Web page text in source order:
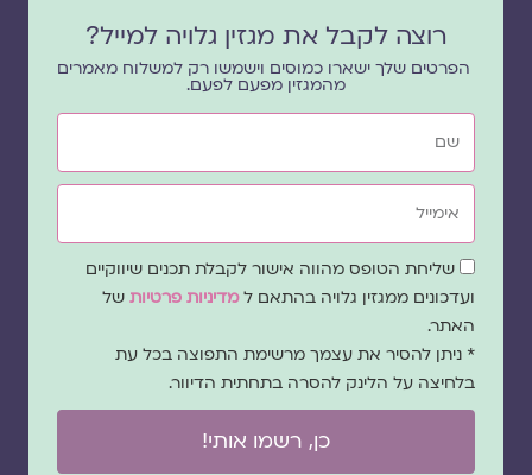
רוצה לקבל את מגזין גלויה למייל?
הפרטים שלך ישארו כמוסים וישמשו רק למשלוח מאמרים
מהמגזין מפעם לפעם.
שם
אימייל
שדה
הסכמה
שליחת הטופס מהווה אישור לקבלת תכנים שיווקיים
ועדכונים ממגזין גלויה בהתאם למדיניות פרטיות של
האתר.
* ניתן להסיר את עצמך מרשימת התפוצה בכל עת
בלחיצה על הלינק להסרה בתחתית הדיוור.
כן, רשמו אותי!